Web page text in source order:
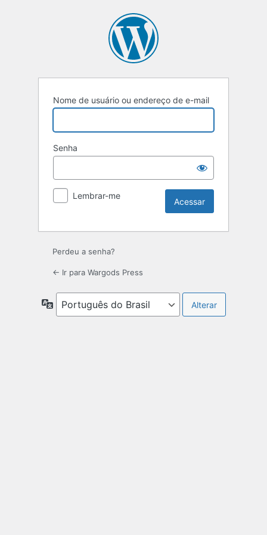
Nome de usuário ou endereço de e-mail
Senha
Lembrar-me
Perdeu a senha?
← Ir para Wargods Press
Idioma